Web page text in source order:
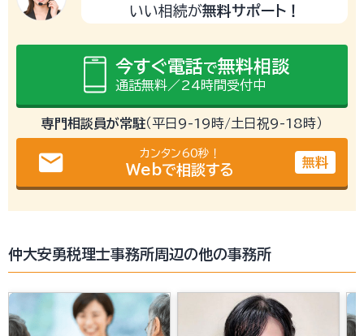
いい相続が無料サポート！
今すぐ電話で無料相談
通話無料／24時間受付中
専門相談員が常駐（平日9-19時/土日祝9-18時）
email カンタン60秒！
Webで相談する 無料
仲大安勇税理士事務所周辺の他の事務所